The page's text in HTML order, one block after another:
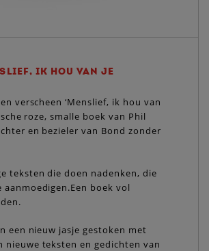
IK HOU VAN JE
verscheen ‘Menslief, ik hou van
roze, smalle boek van Phil
en bezieler van Bond zonder
teksten die doen nadenken, die
boek vol
een nieuw jasje gestoken met
nieuwe teksten en gedichten van